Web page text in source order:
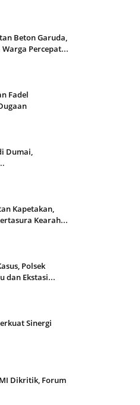
Beton Garuda,
Percepat...
Fadel
Dumai,
Kapetakan,
Kearah...
Polsek
dan Ekstasi...
Sinergi
Dikritik, Forum